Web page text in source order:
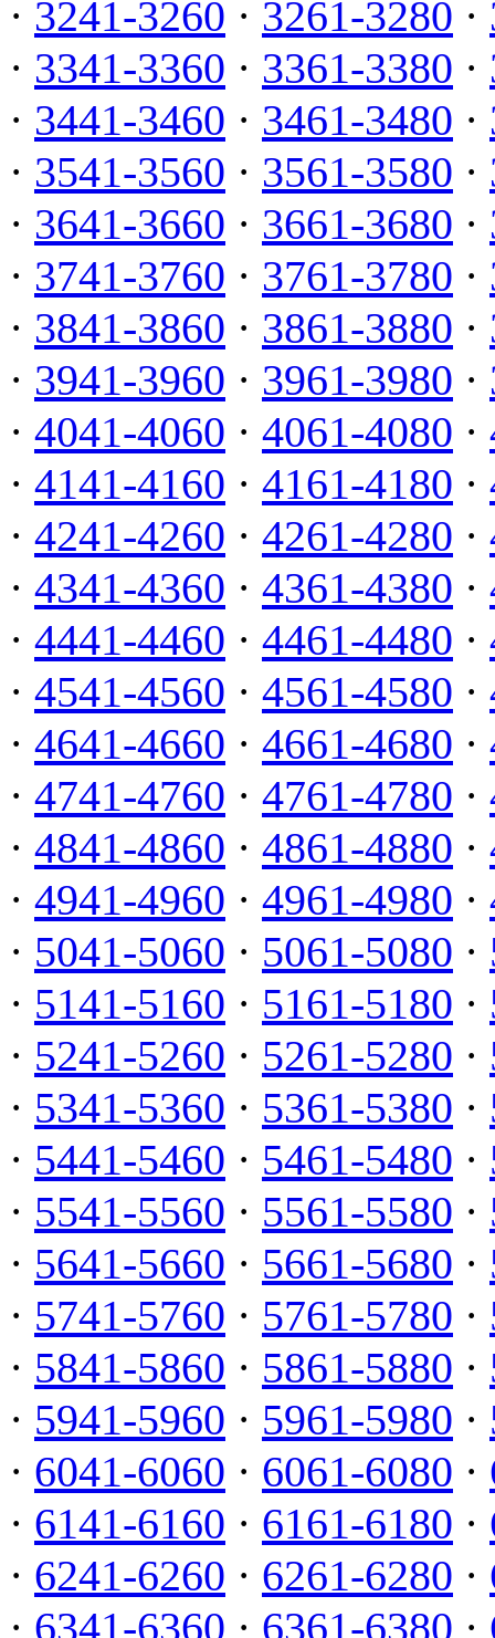
· 3241-3260 · 3261-3280 ·
· 3341-3360 · 3361-3380 ·
· 3441-3460 · 3461-3480 ·
· 3541-3560 · 3561-3580 ·
· 3641-3660 · 3661-3680 ·
· 3741-3760 · 3761-3780 ·
· 3841-3860 · 3861-3880 ·
· 3941-3960 · 3961-3980 ·
· 4041-4060 · 4061-4080 ·
· 4141-4160 · 4161-4180 ·
· 4241-4260 · 4261-4280 ·
· 4341-4360 · 4361-4380 ·
· 4441-4460 · 4461-4480 ·
· 4541-4560 · 4561-4580 ·
· 4641-4660 · 4661-4680 ·
· 4741-4760 · 4761-4780 ·
· 4841-4860 · 4861-4880 ·
· 4941-4960 · 4961-4980 ·
· 5041-5060 · 5061-5080 ·
· 5141-5160 · 5161-5180 ·
· 5241-5260 · 5261-5280 ·
· 5341-5360 · 5361-5380 ·
· 5441-5460 · 5461-5480 ·
· 5541-5560 · 5561-5580 ·
· 5641-5660 · 5661-5680 ·
· 5741-5760 · 5761-5780 ·
· 5841-5860 · 5861-5880 ·
· 5941-5960 · 5961-5980 ·
· 6041-6060 · 6061-6080 ·
· 6141-6160 · 6161-6180 ·
· 6241-6260 · 6261-6280 ·
· 6341-6360 · 6361-6380 ·